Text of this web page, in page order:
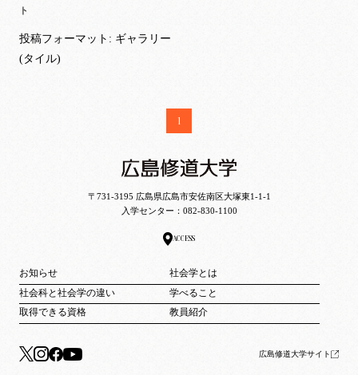
ト
投稿フォーマット: ギャラリー
(タイル)
1
〒731-3195 広島県広島市安佐南区大塚東1-1-1
入学センター： 082-830-1100
ACCESS
お知らせ
社会学とは
社会科と社会学の違い
学べること
取得できる資格
教員紹介
広島修道大学サイト